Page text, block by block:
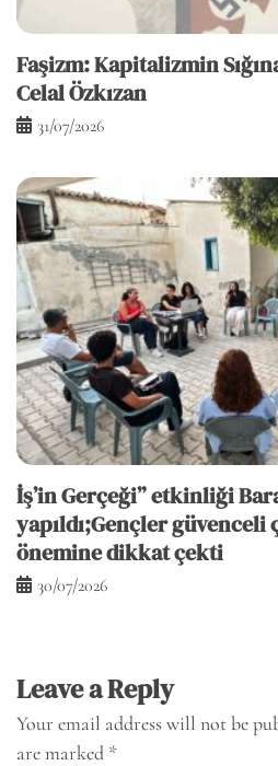
Faşizm: Kapitalizmin
Celal Özkızan
31/07/2026
İş’in Gerçeği” etkinliği
yapıldı;Gençler güvenceli
önemine dikkat çekti
30/07/2026
Leave a Reply
Your email address will not be
are marked *